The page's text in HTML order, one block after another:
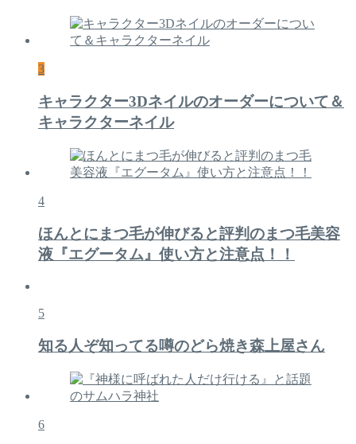
3
キャラクター3Dネイルのオーダーについて＆
キャラクターネイル
4
ほんとにまつ毛が伸びると評判のまつ毛美容
液『エグータム』使い方と注意点！！
5
知る人ぞ知ってる噂のどら焼き森上屋さん
6